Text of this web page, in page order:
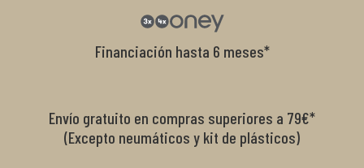
Financiación hasta 6 meses*
Envío gratuito en compras superiores a 79€*
(Excepto neumáticos y kit de plásticos)